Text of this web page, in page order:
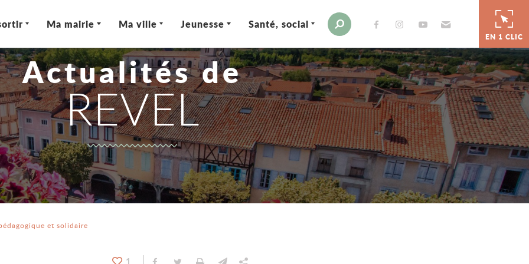
EN 1 CLIC
Moteur de recherche
Ma mairie Ma ville Jeunesse Santé, social Envoyer par e-mail
Actualités de
REVEL
et solidaire
1 Partager sur Facebook
Partager sur Twitter
ImprimerEnvoyer par e-mail